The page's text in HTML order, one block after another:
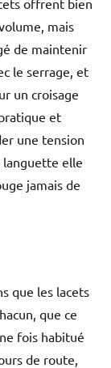
mais
de maintenir
le serrage, et
un croisage
et
une tension
languette elle
jamais de
que les lacets
que ce
fois habitué
de route,